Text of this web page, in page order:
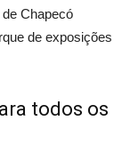
Chapecó
de exposições
todos os